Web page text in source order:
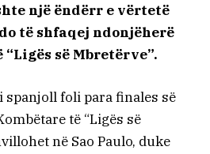
një ëndërr e vërtetë
të shfaqej ndonjëherë
së Mbretërve”.
foli para finales së
të “Ligës së
në Sao Paulo, duke